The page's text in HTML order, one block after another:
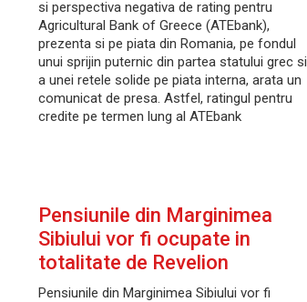
si perspectiva negativa de rating pentru
Agricultural Bank of Greece (ATEbank),
prezenta si pe piata din Romania, pe fondul
unui sprijin puternic din partea statului grec si
a unei retele solide pe piata interna, arata un
comunicat de presa. Astfel, ratingul pentru
credite pe termen lung al ATEbank
Pensiunile din Marginimea
Sibiului vor fi ocupate in
totalitate de Revelion
Pensiunile din Marginimea Sibiului vor fi